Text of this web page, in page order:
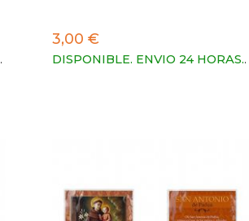
.
3,00 €
DISPONIBLE. ENVIO 24 HORAS..